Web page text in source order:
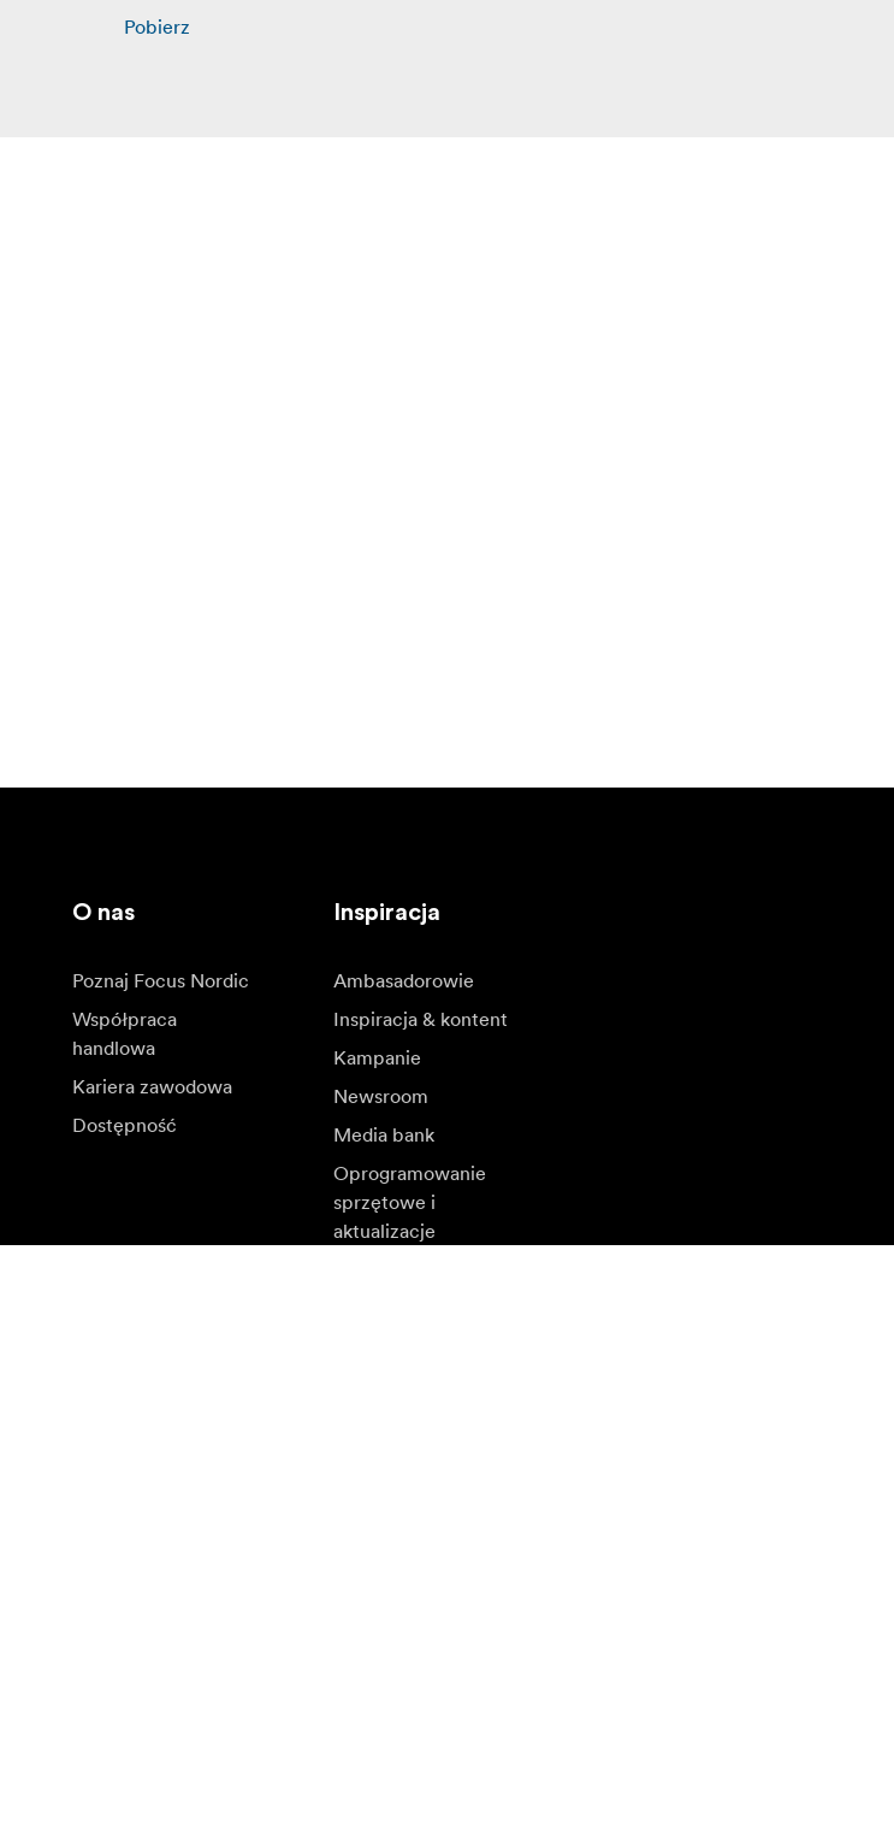
Pobierz
O nas
Poznaj Focus Nordic
Współpraca
handlowa
Kariera zawodowa
Dostępność
Inspiracja
Ambasadorowie
Inspiracja & kontent
Kampanie
Newsroom
Media bank
Oprogramowanie
sprzętowe i
aktualizacje